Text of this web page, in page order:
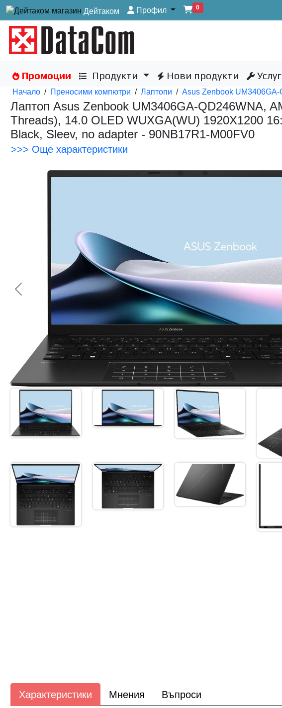
Дейтаком Профил 0
Промоции Продукти Нови продукти
Начало / Преносими компютри / Лаптопи / Asus Zenbook
Лаптоп Asus Zenbook UM3406GA-QD246WNA,
Threads), 14.0 OLED WUXGA(WU) 1920X1200
Black, Sleev, no adapter - 90NB17R1-M00FV0
>>> Още характеристики
<< Предишна
Характеристики Мнения Въпроси